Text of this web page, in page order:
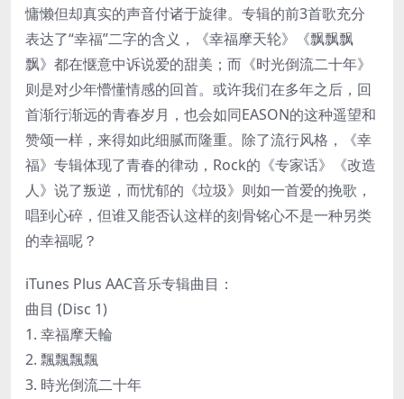
慵懒但却真实的声音付诸于旋律。专辑的前3首歌充分
表达了“幸福”二字的含义，《幸福摩天轮》《飘飘飘
飘》都在惬意中诉说爱的甜美；而《时光倒流二十年》
则是对少年懵懂情感的回首。或许我们在多年之后，回
首渐行渐远的青春岁月，也会如同EASON的这种遥望和
赞颂一样，来得如此细腻而隆重。除了流行风格，《幸
福》专辑体现了青春的律动，Rock的《专家话》《改造
人》说了叛逆，而忧郁的《垃圾》则如一首爱的挽歌，
唱到心碎，但谁又能否认这样的刻骨铭心不是一种另类
的幸福呢？
iTunes Plus AAC音乐专辑曲目：
曲目 (Disc 1)
1. 幸福摩天輪
2. 飄飄飄飄
3. 時光倒流二十年